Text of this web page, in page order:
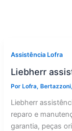
Assistência Lofra
Liebherr
PorLofra,
Liebherr
reparo e
garantia, peças